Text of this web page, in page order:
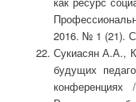
2016. № 1 (21).
Сукиасян А.А.,
будущих
конференциях